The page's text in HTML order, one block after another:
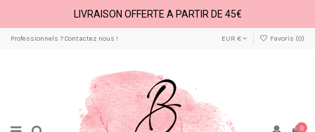
LIVRAISON OFFERTE A PARTIR DE 45€
Professionnels ? Contactez nous ! EUR € Favoris (0)
0